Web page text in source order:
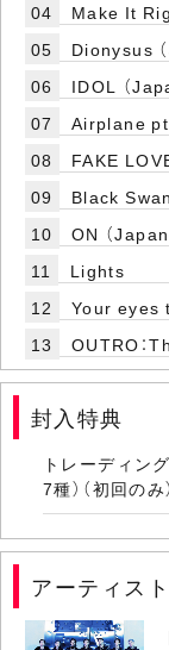
04
Make It
05
Dionysus
06
IDOL （
07
Airplane
08
FAKE
09
Black
10
ON （
11
Lights
12
Your eyes
13
OUTRO：
封入特典
トレーディン
7種）（初回のみ）
アーティスト